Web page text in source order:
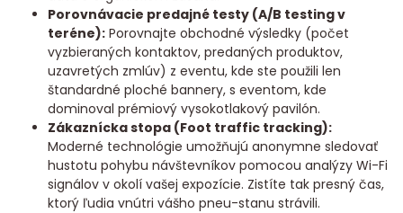
Porovnávacie predajné testy (A/B testing v
teréne): Porovnajte obchodné výsledky (počet
vyzbieraných kontaktov, predaných produktov,
uzavretých zmlúv) z eventu, kde ste použili len
štandardné ploché bannery, s eventom, kde
dominoval prémiový vysokotlakový pavilón.
Zákaznícka stopa (Foot traffic tracking):
Moderné technológie umožňujú anonymne sledovať
hustotu pohybu návštevníkov pomocou analýzy Wi-Fi
signálov v okolí vašej expozície. Zistíte tak presný čas,
ktorý ľudia vnútri vášho pneu-stanu strávili.